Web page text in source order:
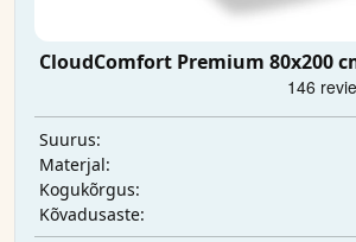
CloudComfort Premium 80x200
Suurus:
Materjal:
Kogukõrgus:
Kõvadusaste: